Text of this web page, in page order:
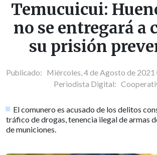
Temucuicui:
no se entregará a
su prisión
Publicado: Miércoles, 4 de Agosto de 2021
Periodista Digital:
El comunero es acusado de los delitos
tráfico de drogas, tenencia ilegal de armas
de municiones.